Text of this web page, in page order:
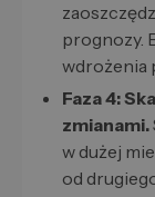
prognozy.
wdrożenia
Faza 4:
zmianami.
w dużej
od